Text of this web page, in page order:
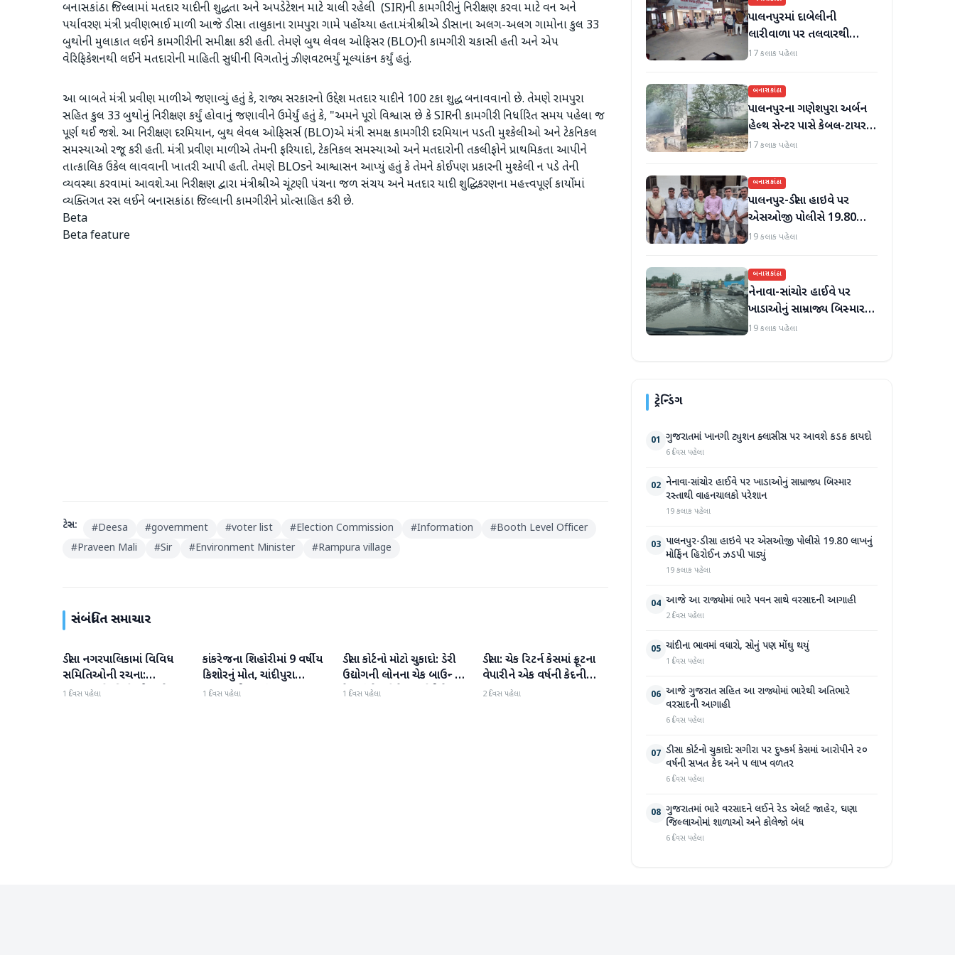
બનાસકાંઠા જિલ્લામાં મતદાર યાદીની શુદ્ધતા અને અપડેટેશન માટે ચાલી રહેલી (SIR)ની કામગીરીનું નિરીક્ષણ કરવા માટે વન અને
પર્યાવરણ મંત્રી પ્રવીણભાઈ માળી આજે ડીસા તાલુકાના રામપુરા ગામે પહોંચ્યા હતા.​મંત્રીશ્રીએ ડીસાના અલગ-અલગ ગામોના કુલ 33
બુથોની મુલાકાત લઈને કામગીરીની સમીક્ષા કરી હતી. તેમણે બુથ લેવલ ઓફિસર (BLO)ની કામગીરી ચકાસી હતી અને એપ
વેરિફિકેશનથી લઈને મતદારોની માહિતી સુધીની વિગતોનું ઝીણવટભર્યું મૂલ્યાંકન કર્યું હતું.
આ બાબતે ​મંત્રી પ્રવીણ માળીએ જણાવ્યું હતું કે, રાજ્ય સરકારનો ઉદ્દેશ મતદાર યાદીને 100 ટકા શુદ્ધ બનાવવાનો છે. તેમણે રામપુરા
સહિત કુલ 33 બુથોનું નિરીક્ષણ કર્યું હોવાનું જણાવીને ઉમેર્યું હતું કે, "અમને પૂરો વિશ્વાસ છે કે SIRની કામગીરી નિર્ધારિત સમય પહેલા જ
પૂર્ણ થઈ જશે. આ ​નિરીક્ષણ દરમિયાન, બુથ લેવલ ઓફિસર્સ (BLO)એ મંત્રી સમક્ષ કામગીરી દરમિયાન પડતી મુશ્કેલીઓ અને ટેકનિકલ
સમસ્યાઓ રજૂ કરી હતી. મંત્રી પ્રવીણ માળીએ તેમની ફરિયાદો, ટેકનિકલ સમસ્યાઓ અને મતદારોની તકલીફોને પ્રાથમિકતા આપીને
તાત્કાલિક ઉકેલ લાવવાની ખાતરી આપી હતી. તેમણે BLOsને આશ્વાસન આપ્યું હતું કે તેમને કોઈપણ પ્રકારની મુશ્કેલી ન પડે તેની
વ્યવસ્થા કરવામાં આવશે.​આ નિરીક્ષણ દ્વારા મંત્રીશ્રીએ ચૂંટણી પંચના જળ સંચય અને મતદાર યાદી શુદ્ધિકરણના મહત્ત્વપૂર્ણ કાર્યોમાં
વ્યક્તિગત રસ લઈને બનાસકાંઠા જિલ્લાની કામગીરીને પ્રોત્સાહિત કરી છે.
Beta
Beta feature
ટેગ્સ: #Deesa #government #voter list #Election Commission #Information #Booth Level Officer
#Praveen Mali #Sir #Environment Minister #Rampura village
સંબંધિત સમાચાર
બનાસકાંઠા
ડીસા નગરપાલિકામાં વિવિધ
સમિતિઓની રચના:
મહત્વપૂર્ણ કમિટીઓ અને
1 દિવસ પહેલા
બનાસકાંઠા
કાંકરેજના શિહોરીમાં 9 વર્ષીય
કિશોરનું મોત, ચાંદીપુરા
વાયરસની આશંકા
1 દિવસ પહેલા
બનાસકાંઠા
ડીસા કોર્ટનો મોટો ચુકાદો: ડેરી
ઉદ્યોગની લોનના ચેક બાઉન્સ
કેસમાં વેપારીને 1 વર્ષની કેદ;
1 દિવસ પહેલા
બનાસકાંઠા
ડીસા: ચેક રિટર્ન કેસમાં ફ્રૂટના
વેપારીને એક વર્ષની કેદની
સજા
2 દિવસ પહેલા
પાલનપુરમાં દાબેલીની
લારીવાળા પર તલવારથી
હુમલો: બે ઈજાગ્રસ્ત, આરોપી
17 કલાક પહેલા
બનાસકાંઠા
પાલનપુરના ગણેશપુરા અર્બન
હેલ્થ સેન્ટર પાસે કેબલ-ટાયર
સળગાવાતા ફેલાયેલા ધુમાડાથી
17 કલાક પહેલા
બનાસકાંઠા
પાલનપુર-ડીસા હાઇવે પર
એસઓજી પોલીસે 19.80
લાખનું મોર્ફિન હિરોઈન ઝડપી
19 કલાક પહેલા
બનાસકાંઠા
નેનાવા-સાંચોર હાઈવે પર
ખાડાઓનું સામ્રાજ્ય બિસ્માર
રસ્તાથી વાહનચાલકો પરેશાન
19 કલાક પહેલા
ટ્રેન્ડિંગ
01 ગુજરાતમાં ખાનગી ટ્યુશન ક્લાસીસ પર આવશે કડક કાયદો
6 દિવસ પહેલા
02 નેનાવા-સાંચોર હાઈવે પર ખાડાઓનું સામ્રાજ્ય બિસ્માર
રસ્તાથી વાહનચાલકો પરેશાન
19 કલાક પહેલા
03 પાલનપુર-ડીસા હાઇવે પર એસઓજી પોલીસે 19.80 લાખનું
મોર્ફિન હિરોઈન ઝડપી પાડ્યું
19 કલાક પહેલા
04 આજે આ રાજ્યોમાં ભારે પવન સાથે વરસાદની આગાહી
2 દિવસ પહેલા
05 ચાંદીના ભાવમાં વધારો, સોનું પણ મોંઘુ થયું
1 દિવસ પહેલા
06 આજે ગુજરાત સહિત આ રાજ્યોમાં ભારેથી અતિભારે
વરસાદની આગાહી
6 દિવસ પહેલા
07 ડીસા કોર્ટનો ચુકાદો: સગીરા પર દુષ્કર્મ કેસમાં આરોપીને ૨૦
વર્ષની સખત કેદ અને ૫ લાખ વળતર
6 દિવસ પહેલા
08 ગુજરાતમાં ભારે વરસાદને લઈને રેડ એલર્ટ જાહેર, ઘણા
જિલ્લાઓમાં શાળાઓ અને કોલેજો બંધ
6 દિવસ પહેલા